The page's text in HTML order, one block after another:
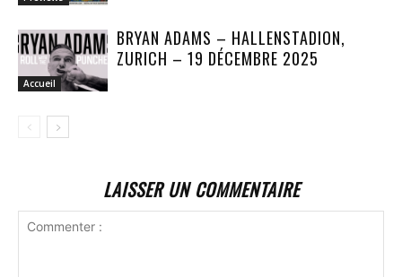
Accueil
BRYAN ADAMS – HALLENSTADION,
ZURICH – 19 DÉCEMBRE 2025
LAISSER UN COMMENTAIRE